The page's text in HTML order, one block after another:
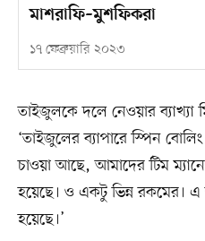
মাশরাফি–মুশফিকরা
১৭ ফেব্রুয়ারি ২০২৩
তাইজুলকে দলে নেওয়ার ব্যাখ্যা
‘তাইজুলের ব্যাপারে স্পিন
চাওয়া আছে, আমাদের টিম
হয়েছে। ও একটু ভিন্ন রকমের।
হয়েছে।’